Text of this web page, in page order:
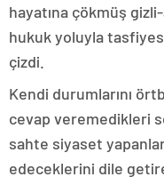
hayatına çökmüş
hukuk yoluyla
çizdi.
Kendi durumlarını
cevap veremedikleri
sahte siyaset
edeceklerini dile